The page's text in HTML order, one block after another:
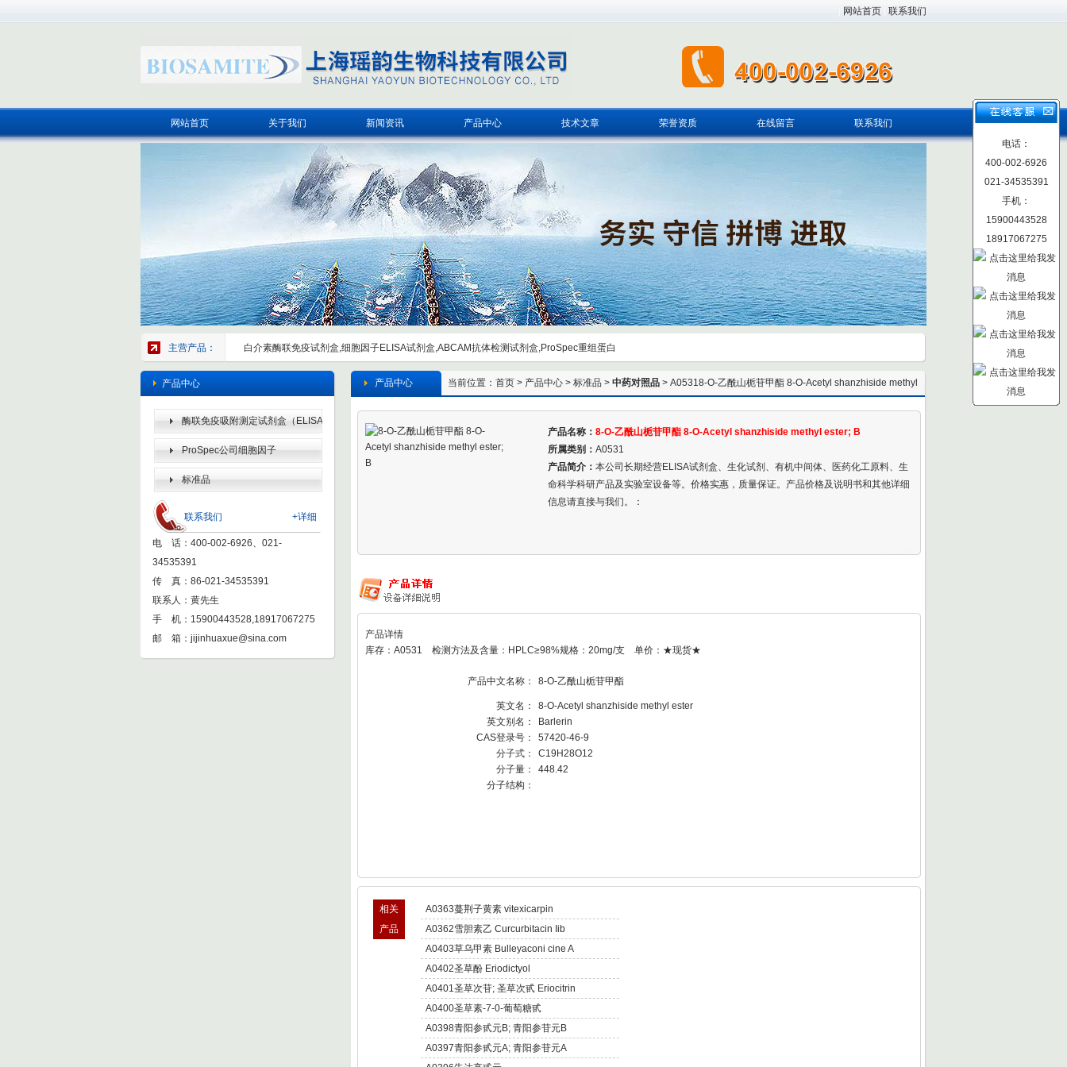
网站首页 联系我们
网站首页 关于我们 新闻资讯 产品中心 技术文章 荣誉资质 在线留言 联系我们
主营产品： 白介素酶联免疫试剂盒,细胞因子ELISA试剂盒,ABCAM抗体检测试剂盒,ProSpec重组蛋白
产品中心
酶联免疫吸附测定试剂盒（ELISA
KIT） ProSpec公司细胞因子
标准品
+详细
联系我们
电 话：400-002-6926、021-
34535391
传 真：86-021-34535391
联系人：黄先生
手 机：15900443528,18917067275
邮 箱： jijinhuaxue@sina.com
当前位置： 首页 > 产品中心 > 标准品 > 中药对照品 > A05318-O-乙酰山栀苷甲酯 8-O-Acetyl shanzhiside methyl
产品中心
产品名称： 8-O-乙酰山栀苷甲酯 8-O-Acetyl shanzhiside methyl ester; B
所属类别： A0531
产品简介： 本公司长期经营ELISA试剂盒、生化试剂、有机中间体、医药化工原料、生
命科学科研产品及实验室设备等。价格实惠，质量保证。产品价格及说明书和其他详细
信息请直接与我们。：
产品详情
库存：A0531 检测方法及含量：HPLC≥98%规格：20mg/支 单价：★现货★
产品中文名称： 8-O-乙酰山栀苷甲酯
英文名：
8-O-Acetyl shanzhiside methyl ester
英文别名：
Barlerin
CAS登录号：
57420-46-9
分子式：
C19H28O12
分子量：
448.42
分子结构：
相关
产品
A0363蔓荆子黄素 vitexicarpin
A0362雪胆素乙 Curcurbitacin Iib
A0403草乌甲素 Bulleyaconi cine A
A0402圣草酚 Eriodictyol
A0401圣草次苷; 圣草次甙 Eriocitrin
A0400圣草素-7-0-葡萄糖甙
A0398青阳参甙元B; 青阳参苷元B
Otophylloside B
A0397青阳参甙元A; 青阳参苷元A
电话：
400-002-6926
021-34535391
手机：
15900443528
18917067275